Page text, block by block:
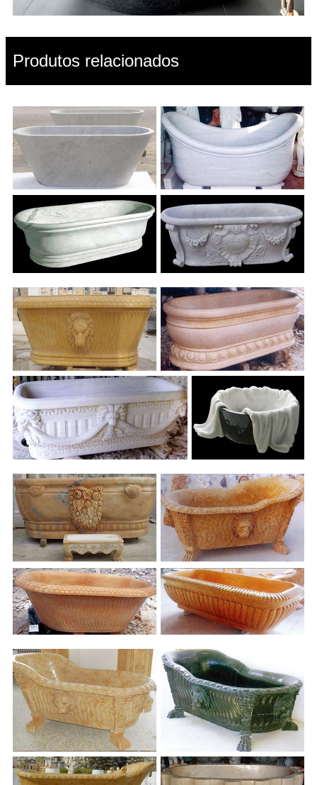
Produtos relacionados